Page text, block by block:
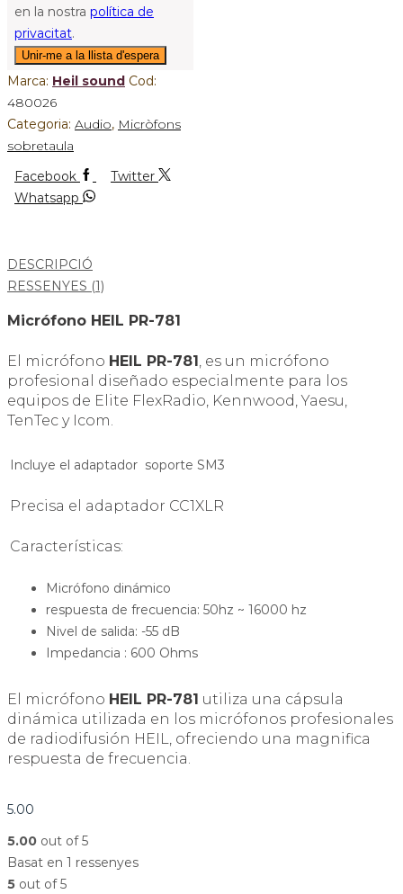
en la nostra política de
privacitat.
Marca: Heil sound Cod:
480026
Categoria: Audio, Micròfons
sobretaula
Facebook
Twitter
Whatsapp
DESCRIPCIÓ
RESSENYES (1)
Micrófono HEIL PR-781
El micrófono HEIL PR-781 , es un micrófono
profesional diseñado especialmente para los
equipos de Elite FlexRadio, Kennwood, Yaesu,
TenTec y Icom.
Incluye el adaptador soporte SM3
Precisa el adaptador CC1XLR
Características:
Micrófono dinámico
respuesta de frecuencia: 50hz ~ 16000 hz
Nivel de salida: -55 dB
Impedancia : 600 Ohms
El micrófono HEIL PR-781 utiliza una cápsula
dinámica utilizada en los micrófonos profesionales
de radiodifusión HEIL, ofreciendo una magnifica
respuesta de frecuencia.
5.00
5.00 out of 5
Basat en 1 ressenyes
5 out of 5